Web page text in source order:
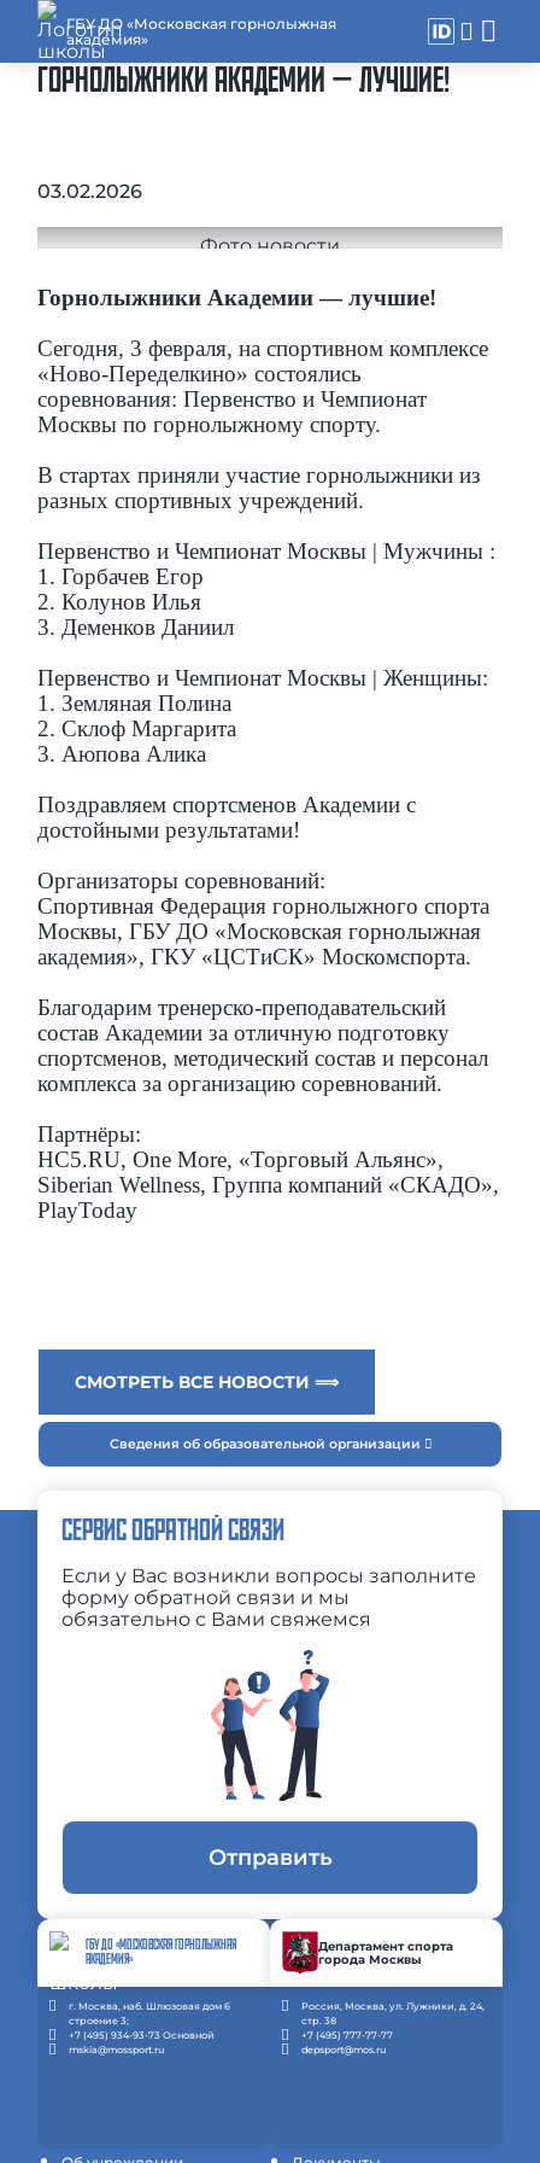
ГБУ ДО «Московская горнолыжная
академия»
ГОРНОЛЫЖНИКИ АКАДЕМИИ — ЛУЧШИЕ!
03.02.2026
Горнолыжники Академии — лучшие!
Сегодня, 3 февраля, на спортивном комплексе
«Ново-Переделкино» состоялись
соревнования: Первенство и Чемпионат
Москвы по горнолыжному спорту.
В стартах приняли участие горнолыжники из
разных спортивных учреждений.
Первенство и Чемпионат Москвы | Мужчины :
1. Горбачев Егор
2. Колунов Илья
3. Деменков Даниил
Первенство и Чемпионат Москвы | Женщины:
1. Земляная Полина
2. Склоф Маргарита
3. Аюпова Алика
Поздравляем спортсменов Академии с
достойными результатами!
Организаторы соревнований:
Спортивная Федерация горнолыжного спорта
Москвы, ГБУ ДО «Московская горнолыжная
академия», ГКУ «ЦСТиСК» Москомспорта.
Благодарим тренерско-преподавательский
состав Академии за отличную подготовку
спортсменов, методический состав и персонал
комплекса за организацию соревнований.
Партнёры:
HC5.RU, One More, «Торговый Альянс»,
Siberian Wellness, Группа компаний «СКАДО»,
PlayToday
СМОТРЕТЬ ВСЕ НОВОСТИ ⟹
Сведения об образовательной организации
СЕРВИС ОБРАТНОЙ СВЯЗИ
Если у Вас возникли вопросы заполните
форму обратной связи и мы
обязательно с Вами свяжемся
Отправить
ГБУ ДО «МОСКОВСКАЯ ГОРНОЛЫЖНАЯ
АКАДЕМИЯ»
г. Москва, наб. Шлюзовая дом 6
строение 3;
+7 (495) 934-93-73 Основной
mskia@mossport.ru
Департамент спорта
города Москвы
Россия, Москва, ул. Лужники, д. 24,
стр. 38
+7 (495) 777-77-77
depsport@mos.ru